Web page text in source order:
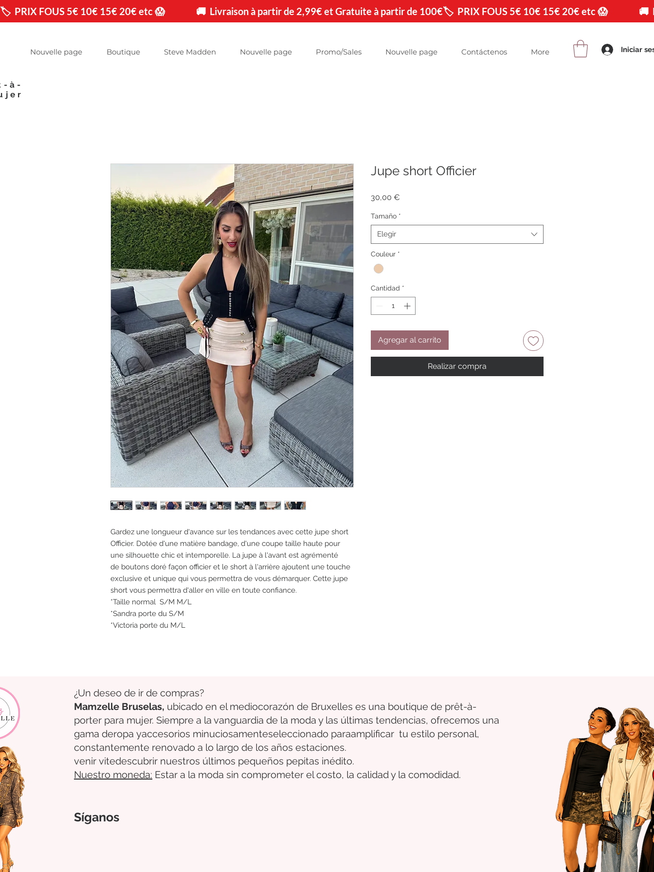
🏷️  PRIX FOUS 5€ 10€ 15€ 20€ etc 😱                🚚  Livraison à partir de 2,99€ et Gratuite à partir de 100€
Nouvelle page Boutique Steve Madden Nouvelle page Promo/Sales Nouvelle page Contáctenos More Iniciar
à-
Gardez une longueur d'avance sur les tendances avec cette jupe short
Officier. Dotée d'une matière bandage, d'une coupe taille haute pour
une silhouette chic et intemporelle. La jupe à l'avant est agrémenté
de boutons doré façon officier et le short à l'arrière ajoutent une touche
exclusive et unique qui vous permettra de vous démarquer. Cette jupe
short vous permettra d'aller en ville en toute confiance.
*Taille normal S/M M/L
*Sandra porte du S/M
*Victoria porte du M/L
Jupe short Officier
30,00 €
Tamaño *
Elegir
Couleur *
Cantidad *
Agregar al carrito
Realizar compra
¿Un deseo de ir de compras?
Mamzelle Bruselas, ubicado en el mediocorazón de Bruxelles es una boutique de prêt-à-
porter para mujer. Siempre a la vanguardia de la moda y las últimas tendencias, ofrecemos una
gama deropa yaccesorios minuciosamenteseleccionado paraamplificar tu estilo personal,
constantemente renovado a lo largo de los años estaciones.
venir vitedescubrir nuestros últimos pequeños pepitas inédito.
Nuestro moneda: Estar a la moda sin comprometer el costo, la calidad y la comodidad.
Síganos